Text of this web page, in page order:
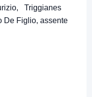
Triggianes
De Figlio, assente